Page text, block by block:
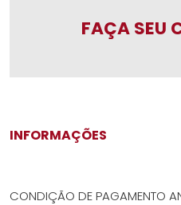
FAÇA SEU
INFORMAÇÕES
CONDIÇÃO DE PAGAMENTO